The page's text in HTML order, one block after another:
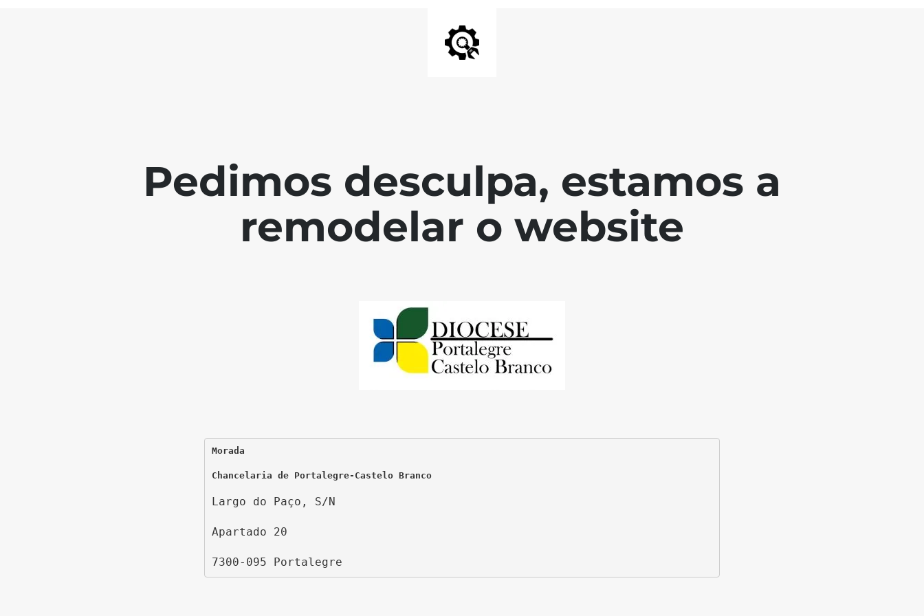
Pedimos desculpa, estamos a
remodelar o website
Morada
Chancelaria de Portalegre-Castelo Branco
Largo do Paço, S/N
Apartado 20
7300-095 Portalegre